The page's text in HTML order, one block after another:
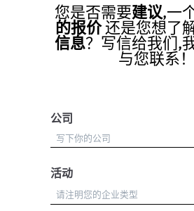
您是否需要建议,一
的报价还是您想了
信息？写信给我们,
与您联系！
公司
活动